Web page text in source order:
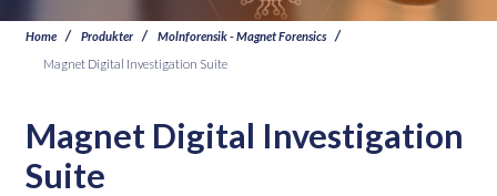
Home Produkter
Molnforensik - Magnet Forensics
Magnet Digital Investigation Suite
Magnet Digital Investigation
Suite